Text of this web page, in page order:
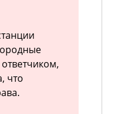
что